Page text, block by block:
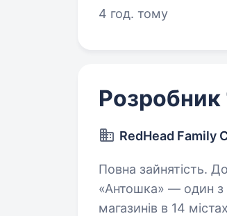
4 год. тому
Розробник
RedHead Family
Повна зайнятість. Досвід
«Антошка» — один з
магазинів в 14